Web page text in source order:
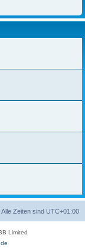
Alle Zeiten sind UTC+01:00
Limited